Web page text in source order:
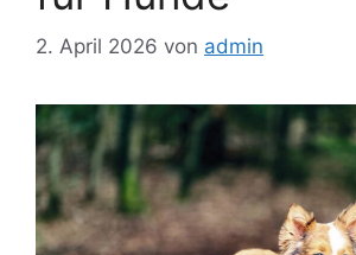
2. April 2026 von admin